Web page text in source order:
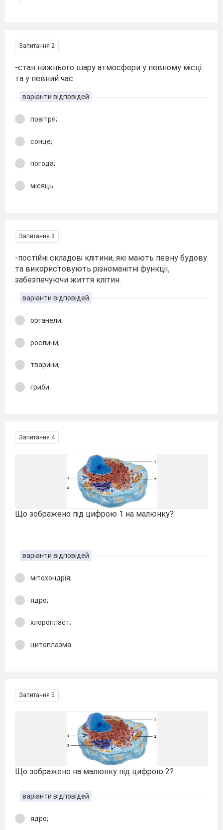
Запитання 2
-стан нижнього шару атмосфери у певному місці
та у певний час.
варіанти відповідей
повітря;
сонце;
погода;
місяць
Запитання 3
-постійні складові клітини, які мають певну будову
та використовують різноманітні функції,
забезпечуючи життя клітин.
варіанти відповідей
органели;
рослини;
тварини;
гриби.
Запитання 4
Що зображено під цифрою 1 на малюнку?
варіанти відповідей
мітохондрія;
ядро;
хлоропласт;
цитоплазма.
Запитання 5
Що зображено на малюнку під цифрою 2?
варіанти відповідей
ядро;